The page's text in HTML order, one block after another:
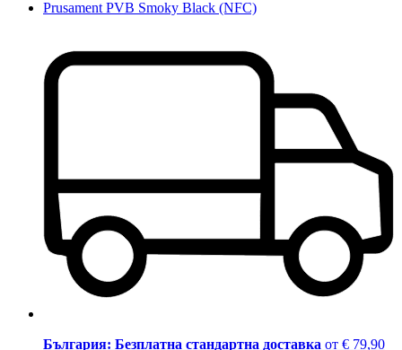
Prusament PVB Smoky Black (NFC)
България: Безплатна стандартна доставка от € 79,90